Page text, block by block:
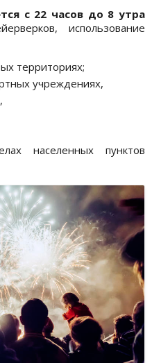
с 22 часов до 8 утра
использование
территориях;
учреждениях,
населенных пунктов